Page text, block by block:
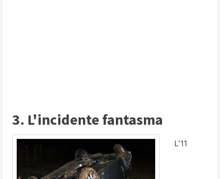
3. L'incidente fantasma
L'11